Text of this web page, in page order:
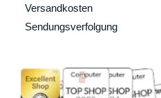
Versandkosten
Sendungsverfolgung